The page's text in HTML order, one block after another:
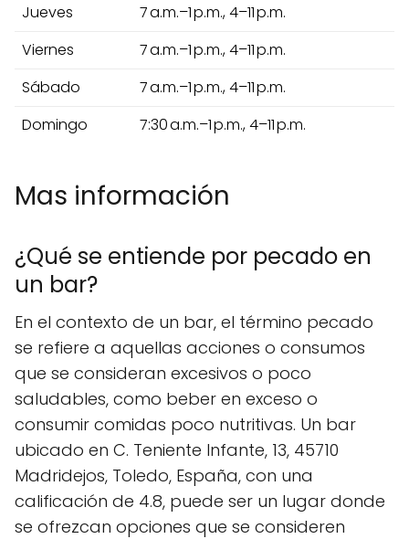
Jueves
7 a.m.–1 p.m., 4–11 p.m.
Viernes
7 a.m.–1 p.m., 4–11 p.m.
Sábado
7 a.m.–1 p.m., 4–11 p.m.
Domingo
7:30 a.m.–1 p.m., 4–11 p.m.
Mas información
¿Qué se entiende por pecado en
un bar?
En el contexto de un bar, el término pecado
se refiere a aquellas acciones o consumos
que se consideran excesivos o poco
saludables, como beber en exceso o
consumir comidas poco nutritivas. Un bar
ubicado en C. Teniente Infante, 13, 45710
Madridejos, Toledo, España, con una
calificación de 4.8, puede ser un lugar donde
se ofrezcan opciones que se consideren